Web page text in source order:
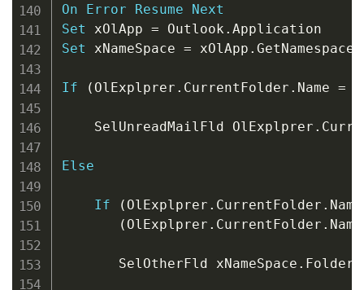
On Error Resume
Next
Set xOlApp = Outlook .
Set xNameSpace = xOlApp . GetNamespace
If ( OlExplprer . CurrentFolder . Name =
    SelUnreadMailFld OlExplprer
.
Else
If ( OlExplprer . CurrentFolder .
( OlExplprer . CurrentFolder .
       SelOtherFld xNameSpace
. Folders